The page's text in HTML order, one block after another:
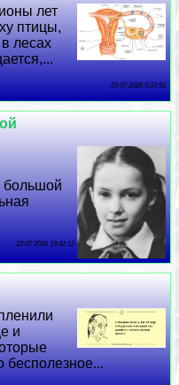
лет
птицы,
лесах
23 07 2026 5:37:51
большой
22 07 2026 19:42:12
и
бесполезное...